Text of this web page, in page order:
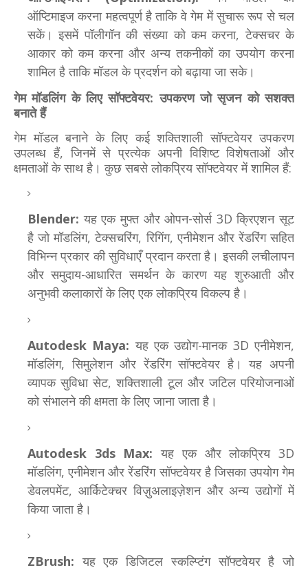
ऑप्टिमाइज करना महत्वपूर्ण है ताकि वे गेम में सुचारू रूप से चल
सकें। इसमें पॉलीगॉन की संख्या को कम करना, टेक्सचर के
आकार को कम करना और अन्य तकनीकों का उपयोग करना
शामिल है ताकि मॉडल के प्रदर्शन को बढ़ाया जा सके।
गेम मॉडलिंग के लिए सॉफ्टवेयर: उपकरण जो सृजन को सशक्त
बनाते हैं
गेम मॉडल बनाने के लिए कई शक्तिशाली सॉफ्टवेयर उपकरण
उपलब्ध हैं, जिनमें से प्रत्येक अपनी विशिष्ट विशेषताओं और
क्षमताओं के साथ है। कुछ सबसे लोकप्रिय सॉफ्टवेयर में शामिल हैं:
Blender: यह एक मुफ्त और ओपन-सोर्स 3D क्रिएशन सूट
है जो मॉडलिंग, टेक्सचरिंग, रिगिंग, एनीमेशन और रेंडरिंग सहित
विभिन्न प्रकार की सुविधाएँ प्रदान करता है। इसकी लचीलापन
और समुदाय-आधारित समर्थन के कारण यह शुरुआती और
अनुभवी कलाकारों के लिए एक लोकप्रिय विकल्प है।
Autodesk Maya: यह एक उद्योग-मानक 3D एनीमेशन,
मॉडलिंग, सिमुलेशन और रेंडरिंग सॉफ्टवेयर है। यह अपनी
व्यापक सुविधा सेट, शक्तिशाली टूल और जटिल परियोजनाओं
को संभालने की क्षमता के लिए जाना जाता है।
Autodesk 3ds Max: यह एक और लोकप्रिय 3D
मॉडलिंग, एनीमेशन और रेंडरिंग सॉफ्टवेयर है जिसका उपयोग गेम
डेवलपमेंट, आर्किटेक्चर विज़ुअलाइज़ेशन और अन्य उद्योगों में
किया जाता है।
ZBrush: यह एक डिजिटल स्कल्प्टिंग सॉफ्टवेयर है जो